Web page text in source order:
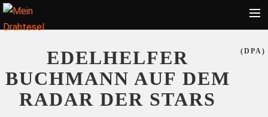
EDELHELFER
BUCHMANN AUF DEM
RADAR DER STARS
(DPA)